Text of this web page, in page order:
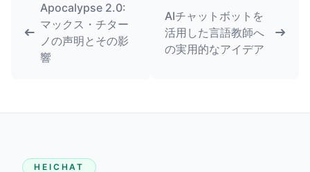
Apocalypse 2.0:
マックス・チター
ノの声明とその影
響
AIチャットボットを
活用した言語教師へ
の実用的なアイデア
HEICHAT